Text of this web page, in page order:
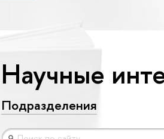
Научные
Подразделения